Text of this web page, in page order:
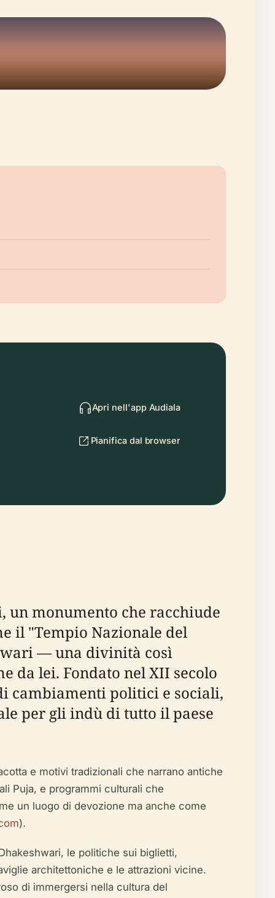
Apri nell'app Audiala
Pianifica dal browser
un monumento che racchiude
il "Tempio Nazionale del
— una divinità così
da lei. Fondato nel XII secolo
cambiamenti politici e sociali,
per gli indù di tutto il paese
e motivi tradizionali che narrano antiche
Puja, e programmi culturali che
un luogo di devozione ma anche come
).
le politiche sui biglietti,
architettoniche e le attrazioni vicine.
di immergersi nella cultura del